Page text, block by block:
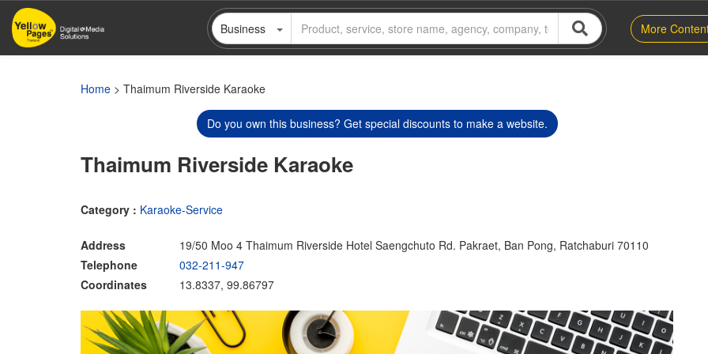
Skip
main
Business More
Home > Thaimum Riverside Karaoke
Do you own this business? Get special discounts to make a website.
Thaimum Riverside Karaoke
Category : Karaoke-Service
Address
19/50 Moo 4 Thaimum Riverside Hotel Saengchuto Rd. Pakraet, Ban Pong, Ratchaburi 70110
Telephone
032-211-947
Coordinates
13.8337, 99.86797